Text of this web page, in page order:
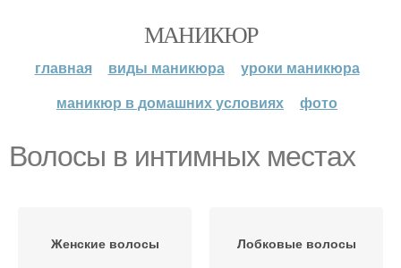
МАНИКЮР
главная виды маникюра
уроки маникюра
маникюр в домашних условиях
фото
Волосы в интимных местах
Женские волосы Лобковые волосы